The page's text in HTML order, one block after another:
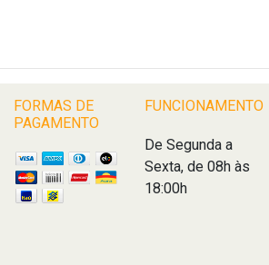
FORMAS DE
PAGAMENTO
FUNCIONAMENTO
De Segunda a
Sexta, de 08h às
18:00h